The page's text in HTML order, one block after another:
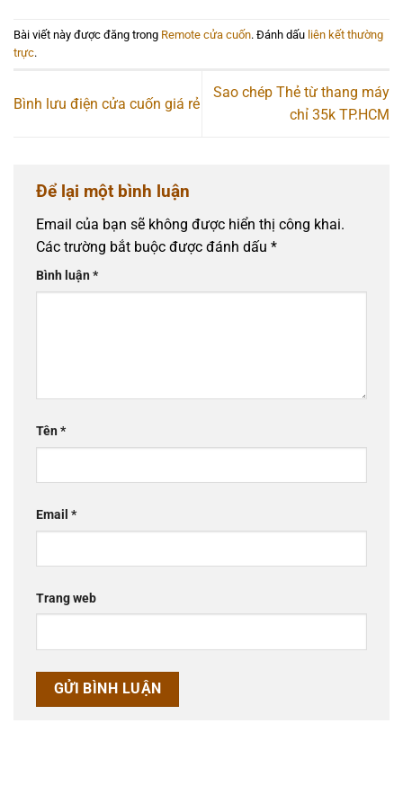
Bài viết này được đăng trong Remote cửa cuốn. Đánh dấu liên kết thường
trực.
Bình lưu điện cửa cuốn giá rẻ
Sao chép Thẻ từ thang máy
chỉ 35k TP.HCM
Để lại một bình luận
Email của bạn sẽ không được hiển thị công khai.
Các trường bắt buộc được đánh dấu *
Bình luận*
Tên*
Email *
Trang web